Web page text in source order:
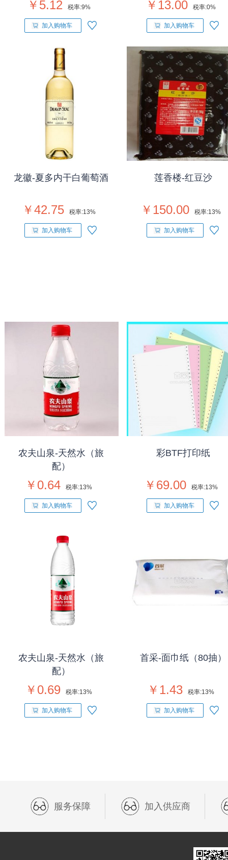
￥5.12 税率:9%
加入购物车
￥13.00 税率:0%
加入购物车
龙徽-夏多内干白葡萄酒
￥42.75 税率:13%
加入购物车
莲香楼-红豆沙
￥150.00 税率:13%
加入购物车
农夫山泉-天然水（旅
配）
￥0.64 税率:13%
加入购物车
彩BTF打印纸
￥69.00 税率:13%
加入购物车
农夫山泉-天然水（旅
配）
￥0.69 税率:13%
加入购物车
首采-面巾纸（80抽）
￥1.43 税率:13%
加入购物车
服务保障 加入供应商